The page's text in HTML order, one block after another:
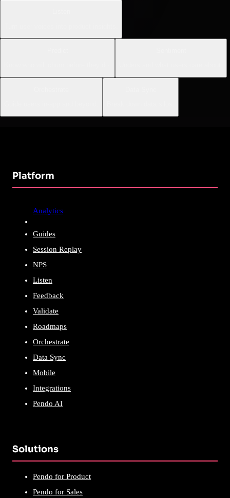
Platform
Analytics
Guides
Session Replay
NPS
Listen
Feedback
Validate
Roadmaps
Orchestrate
Data Sync
Mobile
Integrations
Pendo AI
Solutions
Pendo for Product
Pendo for Sales